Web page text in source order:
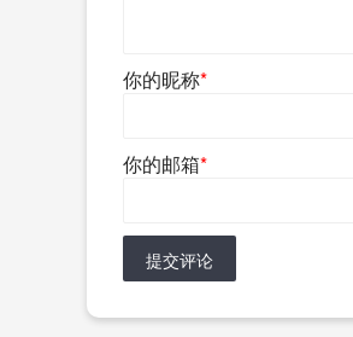
你的昵称*
你的邮箱*
提交评论